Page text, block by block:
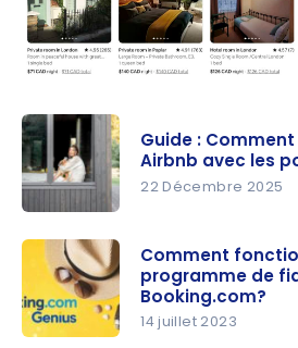
Comment
économise
r sur
Airbnb
Guide :
Airbnb avec les
22 Décembre 2025
Comment
programme de
Booking.com?
14 juillet 2023